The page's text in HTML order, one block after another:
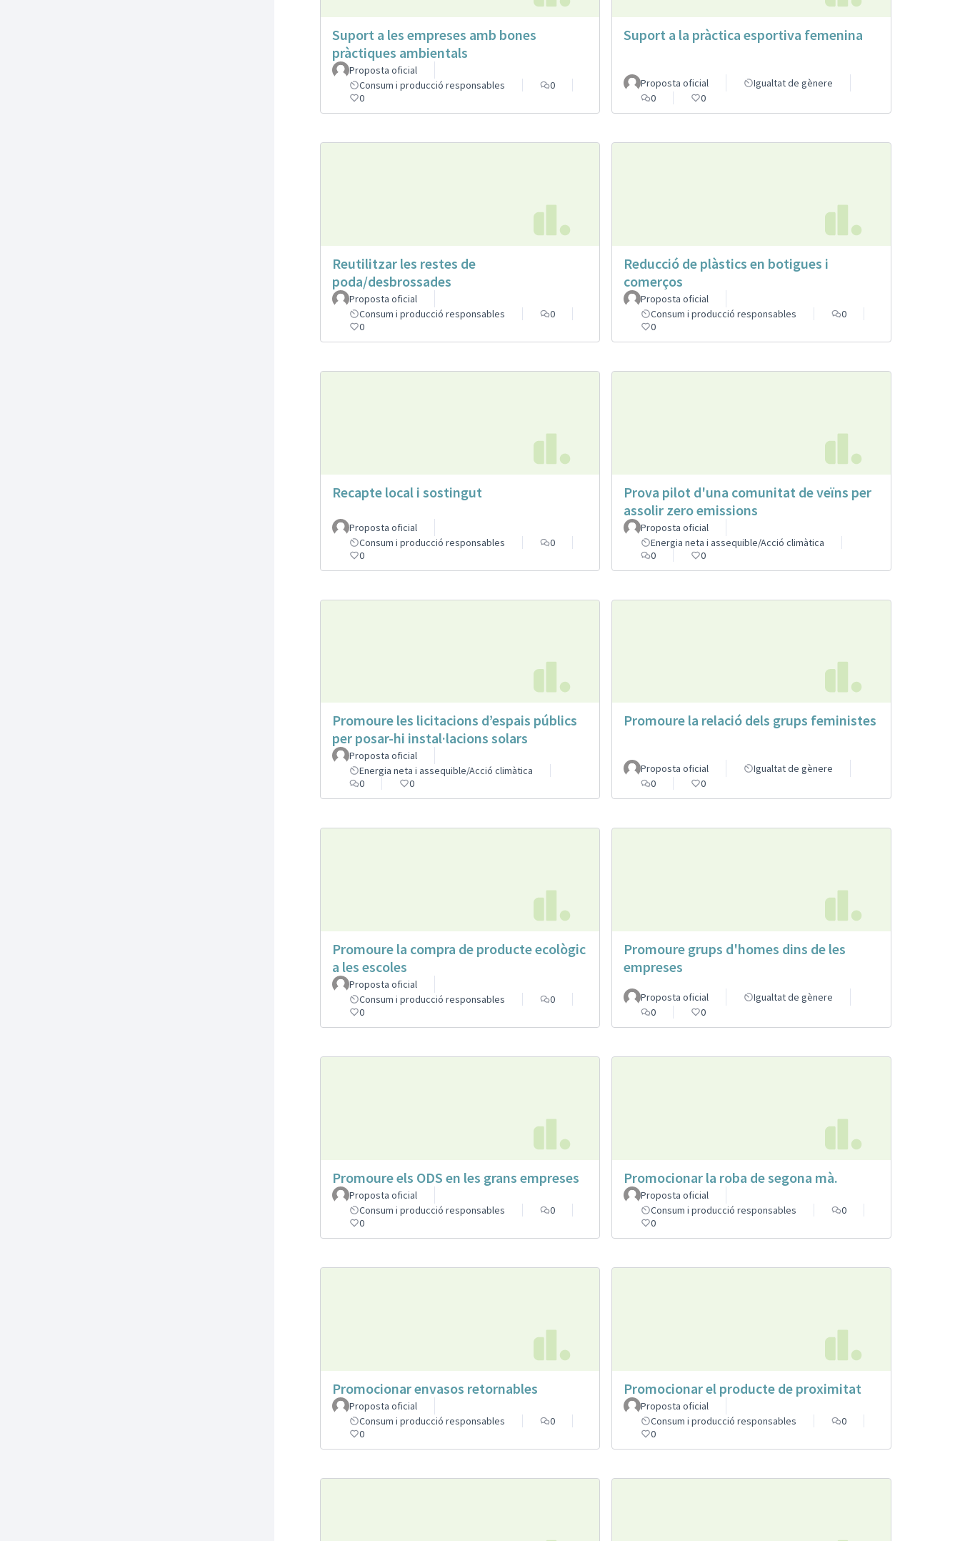
Suport a les empreses amb bones
pràctiques ambientals
Proposta oficial
Consum i producció responsables
0
0
Suport a la pràctica esportiva femenina
Proposta oficial
Igualtat de gènere
0
0
Reutilitzar les restes de
poda/desbrossades
Proposta oficial
Consum i producció responsables
0
0
Reducció de plàstics en botigues i
comerços
Proposta oficial
Consum i producció responsables
0
0
Recapte local i sostingut
Proposta oficial
Consum i producció responsables
0
0
Prova pilot d'una comunitat de veïns per
assolir zero emissions
Proposta oficial
Energia neta i assequible/Acció climàtica
0
0
Promoure les licitacions d’espais públics
per posar-hi instal·lacions solars
Proposta oficial
Energia neta i assequible/Acció climàtica
0
0
Promoure la relació dels grups feministes
Proposta oficial
Igualtat de gènere
0
0
Promoure la compra de producte ecològic
a les escoles
Proposta oficial
Consum i producció responsables
0
0
Promoure grups d'homes dins de les
empreses
Proposta oficial
Igualtat de gènere
0
0
Promoure els ODS en les grans empreses
Proposta oficial
Consum i producció responsables
0
0
Promocionar la roba de segona mà.
Proposta oficial
Consum i producció responsables
0
0
Promocionar envasos retornables
Proposta oficial
Consum i producció responsables
0
0
Promocionar el producte de proximitat
Proposta oficial
Consum i producció responsables
0
0